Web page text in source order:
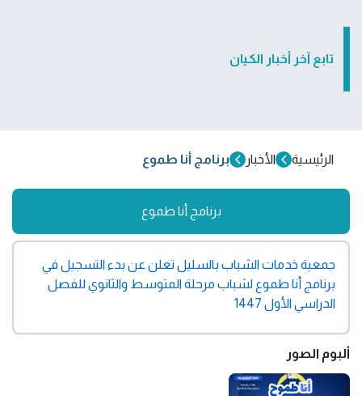
تابع آخر أخبار الكيان
الرئيسية الأخبار برنامج أنا طموع
برنامج أنا طموع
جمعية خدمات الشباب بالسليل تعلن عن بدء التسجيل في
برنامج أنا طموع لشباب مرحلة المتوسط والثانوي للفصل
الدراسي الأول 1447
ألبوم الصور